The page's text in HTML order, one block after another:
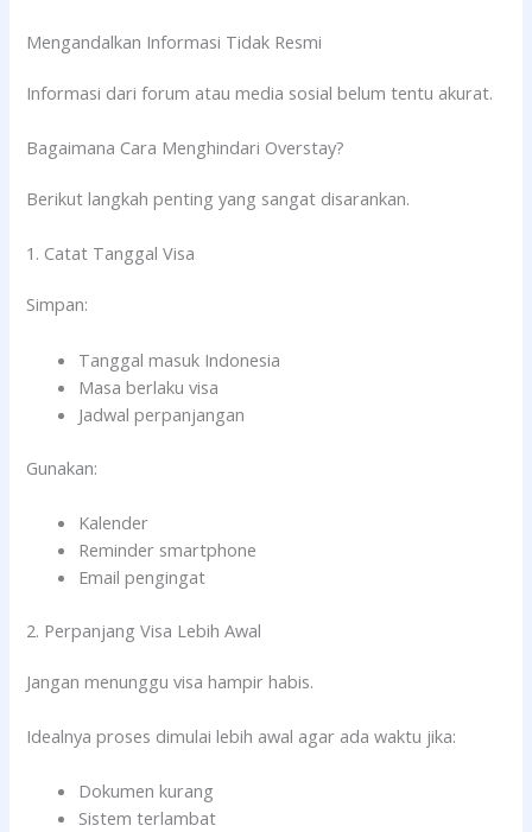
Mengandalkan Informasi Tidak Resmi
Informasi dari forum atau media sosial belum tentu akurat.
Bagaimana Cara Menghindari Overstay?
Berikut langkah penting yang sangat disarankan.
1. Catat Tanggal Visa
Simpan:
Tanggal masuk Indonesia
Masa berlaku visa
Jadwal perpanjangan
Gunakan:
Kalender
Reminder smartphone
Email pengingat
2. Perpanjang Visa Lebih Awal
Jangan menunggu visa hampir habis.
Idealnya proses dimulai lebih awal agar ada waktu jika:
Dokumen kurang
Sistem terlambat